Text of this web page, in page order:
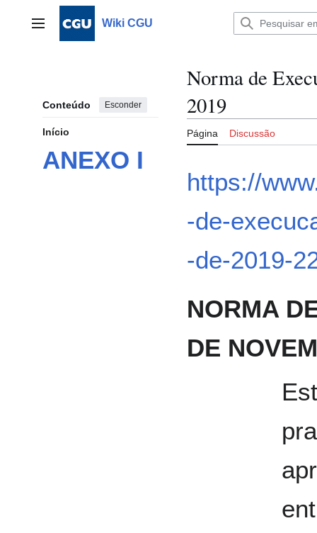
Menu principalWiki CGU
Conteúdo Esconder
Início
ANEXO I
Norma de
2019
Página Discussão
https://
-de-
-de-2019-
NORMA
DE